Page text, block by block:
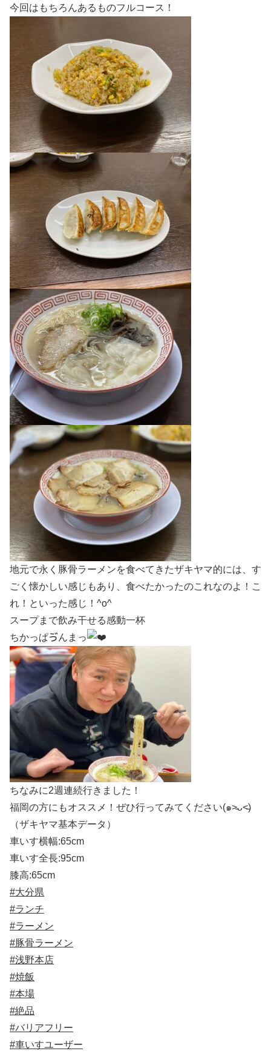
今回はもちろんあるものフルコース！
地元で永く豚骨ラーメンを食べてきたザキヤマ的には、す
ごく懐かしい感じもあり、食べたかったのこれなのよ！こ
れ！といった感じ！^o^
スープまで飲み干せる感動一杯
ちかっぱゔんまっ
ちなみに2週連続行きました！
福岡の方にもオススメ！ぜひ行ってみてください(๑˃̵ᴗ˂̵)
（ザキヤマ基本データ）
車いす横幅:65cm
車いす全長:95cm
膝高:65cm
#大分県
#ランチ
#ラーメン
#豚骨ラーメン
#浅野本店
#焼飯
#本場
#絶品
#バリアフリー
#車いすユーザー